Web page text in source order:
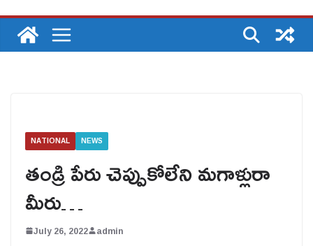
NATIONAL NEWS
తండ్రి పేరు చెప్పుకోలేని మగాళ్లురా
మీరు…
July 26, 2022 admin